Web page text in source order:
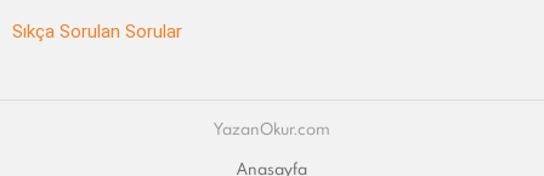
Sıkça Sorulan Sorular
YazanOkur.com
Anasayfa